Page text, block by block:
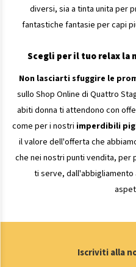
diversi, sia a tinta unita per
fantastiche fantasie per capi
Scegli per il tuo relax la
Non lasciarti sfuggire le
sullo Shop Online di Quattro
abiti donna ti attendono con
come per i nostri imperdibili
il valore dell'offerta che
che nei nostri punti vendita,
ti serve, dall'abbigliamento
Iscriviti alla